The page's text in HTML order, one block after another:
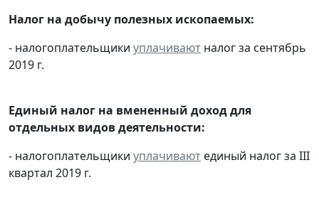
Налог на добычу полезных ископаемых:
- налогоплательщики уплачивают налог за сентябрь
2019 г.
Единый налог на вмененный доход для
отдельных видов деятельности:
- налогоплательщики уплачивают единый налог за III
квартал 2019 г.